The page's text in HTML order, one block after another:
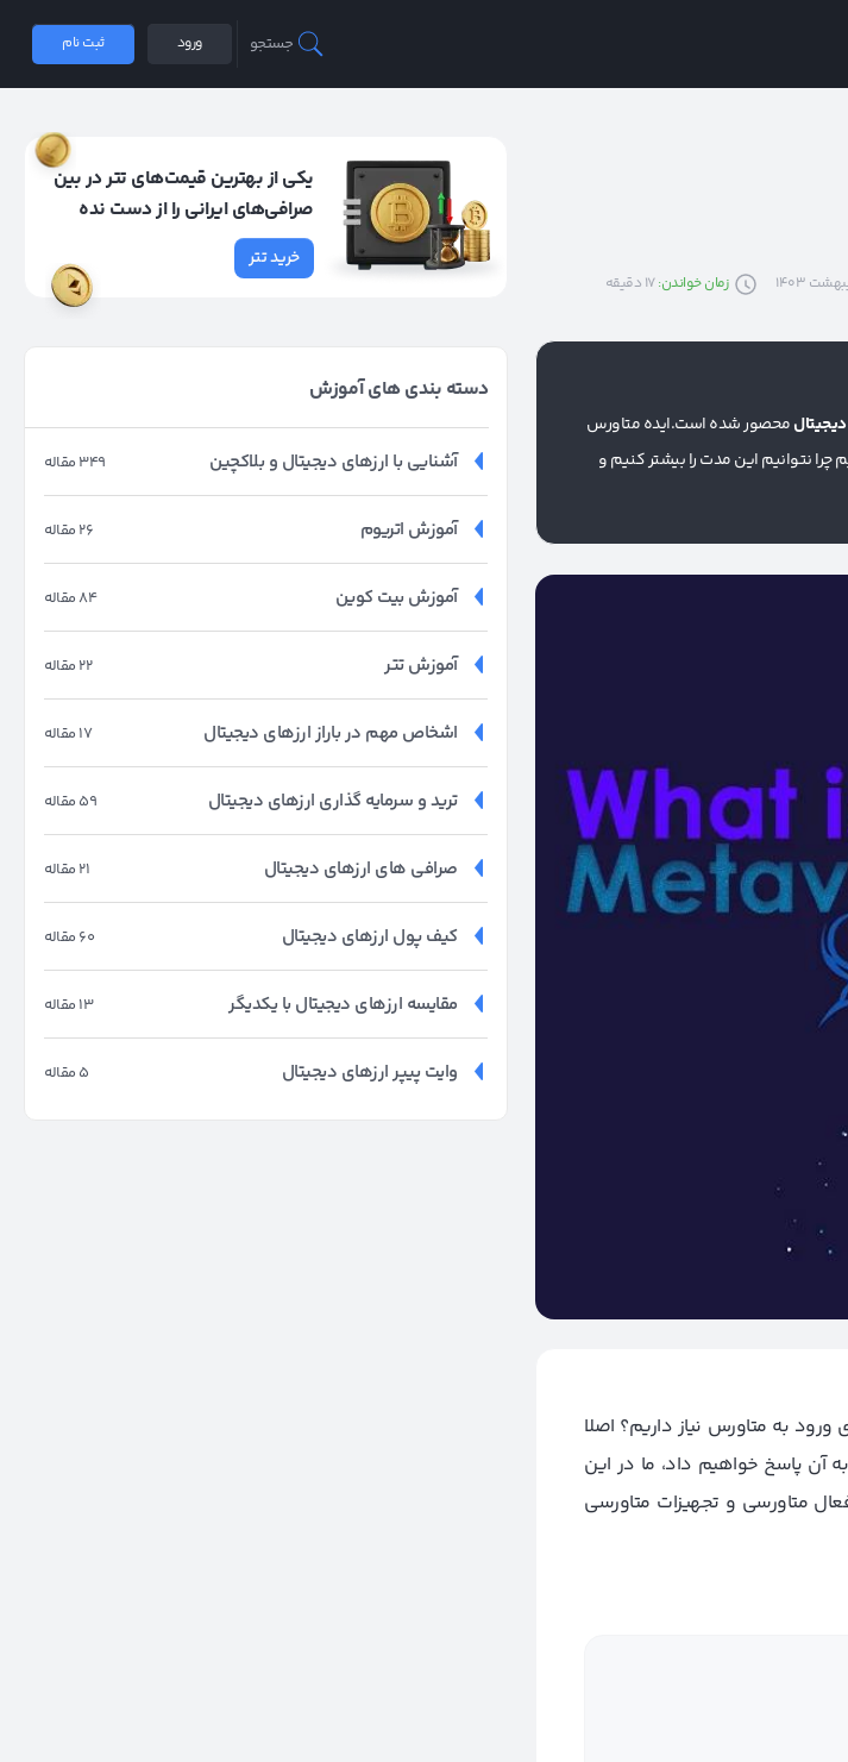
جستجو ورود ثبت نام
زمان خواندن:17 دقیقه
محصور شده است.ایده متاورس
نتوانیم این مدت را بیشتر کنیم و
به متاورس نیاز داریم؟ اصلا
آن پاسخ خواهیم داد، ما در این
متاورسی و تجهیزات متاورسی
یکی از بهترین قیمت‌های تتر در بین
صرافی‌های ایرانی را از دست نده
خرید تتر
دسته بندی های آموزش
349 مقاله آشنایی با ارزهای دیجیتال و بلاکچین
26 مقاله آموزش اتریوم
84 مقاله آموزش بیت کوین
22 مقاله آموزش تتر
17 مقاله اشخاص مهم در باراز ارزهای دیجیتال
59 مقاله ترید و سرمایه گذاری ارزهای دیجیتال
21 مقاله صرافی های ارزهای دیجیتال
60 مقاله کیف پول ارزهای دیجیتال
13 مقاله مقایسه ارزهای دیجیتال با یکدیگر
5 مقاله وایت پیپر ارزهای دیجیتال